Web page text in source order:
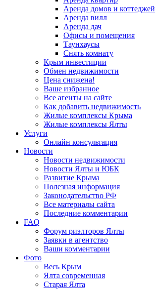
Аренда домов и коттеджей
Аренда вилл
Аренда дач
Офисы и помещения
Таунхаусы
Снять комнату
Крым инвестиции
Обмен недвижимости
Цена снижена!
Ваше избранное
Все агенты на сайте
Как добавить недвижимость
Жилые комплексы Крыма
Жилые комплексы Ялты
Услуги
Онлайн консультация
Новости
Новости недвижимости
Новости Ялты и ЮБК
Развитие Крыма
Полезная информация
Законодательство РФ
Все материалы сайта
Последние комментарии
FAQ
Форум риэлторов Ялты
Заявки в агентство
Ваши комментарии
Фото
Весь Крым
Ялта современная
Старая Ялта